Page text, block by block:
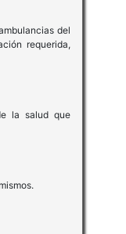
del
requerida,
la salud que